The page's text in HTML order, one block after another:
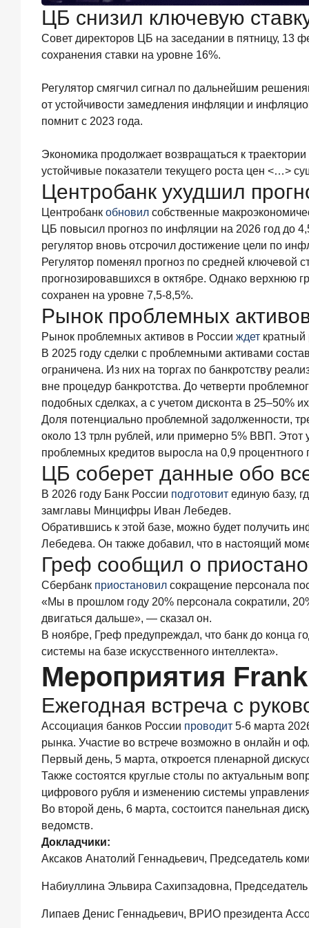
ИССЛЕДОВАНИЕ
Ипотека
в
России:
июня
года
в
июля
2026
года
ИССЛЕДОВАНИЕ
Выгодные
на
брокерское
обслуживание
—
существенный
фактор
выбора
брокера
15
июля
года
Клиенты
чаще
всего
о сберегательных
продуктах
рекламы
в интернете
и
на
ТВ
июля
2026
ростом
благосостояния
клиентов-
сберегателей
увеличивается
и
склонность
к
диверсификации
7
июля
2026
года
По
итогам
2026
объем
ЦБ снизил ключевую
Совет директоров ЦБ на заседании в пятницу, 13
сохранения ставки на уровне 16%.
Регулятор смягчил сигнал по дальнейшим
от устойчивости замедления инфляции и
помнит с 2023 года.
Экономика продолжает возвращаться к
устойчивые показатели текущего роста цен <…>
Центробанк ухудшил
Центробанк обновил собственные
ЦБ повысил прогноз по инфляции на 2026 год до
регулятор вновь отсрочил достижение цели по
Регулятор поменял прогноз по средней ключевой
прогнозировавшихся в октябре. Однако верхнюю
сохранен на уровне 7,5-8,5%.
Рынок проблемных
Рынок проблемных активов в России ждет кратный
В 2025 году сделки с проблемными активами
ограничена. Из них на торгах по банкротству
вне процедур банкротства. До четверти
подобных сделках, а с учетом дисконта в 25–50%
Доля потенциально проблемной задолженности,
около 13 трлн рублей, или примерно 5% ВВП.
проблемных кредитов выросла на 0,9 процентного
ЦБ соберет данные обо
В 2026 году Банк России подготовит единую базу,
замглавы Минцифры Иван Лебедев.
Обратившись к этой базе, можно будет получить
Лебедева. Он также добавил, что в настоящий
Греф сообщил о
Сбербанк приостановил сокращение персонала
«Мы в прошлом году 20% персонала сократили,
двигаться дальше», — сказал он.
В ноябре, Греф предупреждал, что банк до конца
системы на базе искусственного интеллекта».
Мероприятия
Ежегодная встреча с
Ассоциация банков России проводит 5-6 марта
рынка. Участие во встрече возможно в онлайн и
Первый день, 5 марта, откроется пленарной
Также состоятся круглые столы по актуальным
цифрового рубля и изменению системы
Во второй день, 6 марта, состоится панельная
ведомств.
Докладчики:
Аксаков Анатолий Геннадьевич, Председатель
Набиуллина Эльвира Сахипзадовна,
Липаев Денис Геннадьевич, ВРИО президента